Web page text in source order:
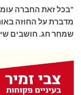
"בכל זאת החברה
מדברת על החוזה
שמחר חג. חושבים